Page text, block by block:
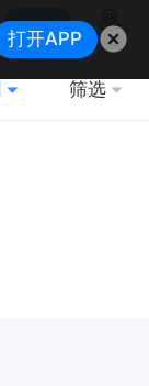
搜索
地图
筛选
打开APP